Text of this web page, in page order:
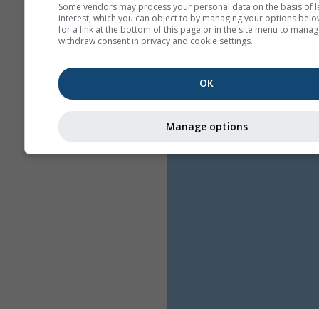
Some vendors may process your personal data on the basis of
interest, which you can object to by managing your options
for a link at the bottom of this page or in the site menu to
withdraw consent in privacy and cookie settings.
OK
Manage options